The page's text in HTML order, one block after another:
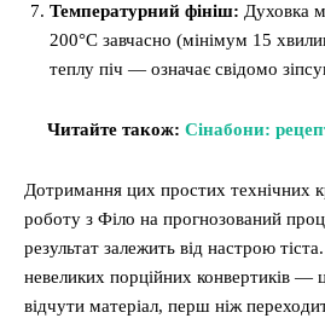
Температурний фініш: Духовка
200°C завчасно (мінімум 15
теплу піч — означає свідомо
Читайте також: Сінабони:
Дотримання цих простих технічних
роботу з Філо на прогнозований
результат залежить від настрою
невеликих порційних конвертиків —
відчути матеріал, перш ніж